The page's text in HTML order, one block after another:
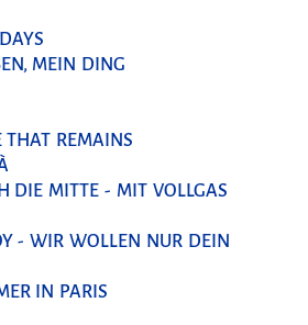
MEIN DING
THAT REMAINS
DIE MITTE - MIT VOLLGAS
- WIR WOLLEN NUR DEIN
IN PARIS